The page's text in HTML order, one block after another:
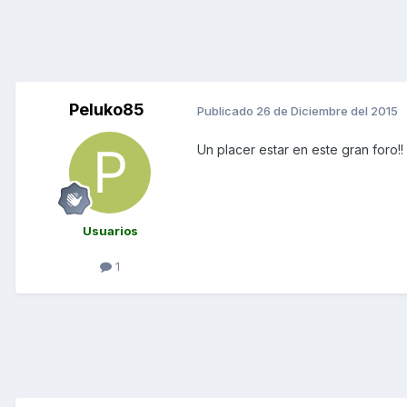
Peluko85
Usuarios
1
Publicado 26 de Diciembre del 2015
Un placer estar en este gran foro!!